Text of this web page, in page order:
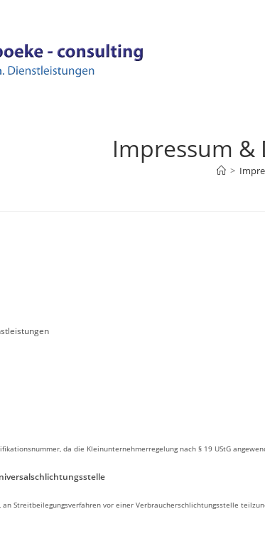
Impressum &
>
da die Kleinunternehmerregelung nach § 19 UStG
Streitbeilegungsverfahren vor einer Verbraucherschlichtungsstelle